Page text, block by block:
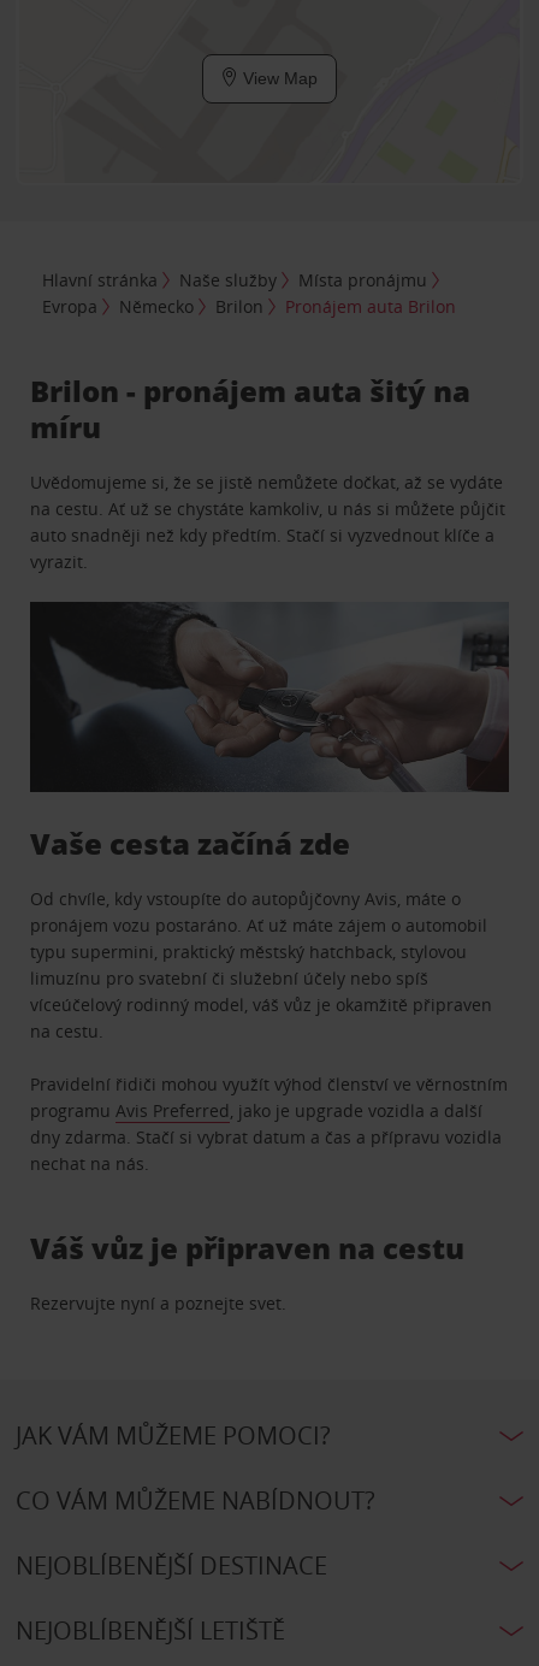
View Map
Hlavní stránka Naše služby
Místa pronájmu
Evropa
Německo Brilon Pronájem auta Brilon
Brilon - pronájem auta šitý na
míru
Uvědomujeme si, že se jistě nemůžete dočkat, až se vydáte
na cestu. Ať už se chystáte kamkoliv, u nás si můžete půjčit
auto snadněji než kdy předtím. Stačí si vyzvednout klíče a
vyrazit.
Vaše cesta začíná zde
Od chvíle, kdy vstoupíte do autopůjčovny Avis, máte o
pronájem vozu postaráno. Ať už máte zájem o automobil
typu supermini, praktický městský hatchback, stylovou
limuzínu pro svatební či služební účely nebo spíš
víceúčelový rodinný model, váš vůz je okamžitě připraven
na cestu.
Pravidelní řidiči mohou využít výhod členství ve věrnostním
programuAvis Preferred, jako je upgrade vozidla a další
dny zdarma. Stačí si vybrat datum a čas a přípravu vozidla
nechat na nás.
Váš vůz je připraven na cestu
Rezervujte nyní a poznejte svet.
JAK VÁM MŮŽEME POMOCI?
CO VÁM MŮŽEME NABÍDNOUT?
NEJOBLÍBENĚJŠÍ DESTINACE
NEJOBLÍBENĚJŠÍ LETIŠTĚ